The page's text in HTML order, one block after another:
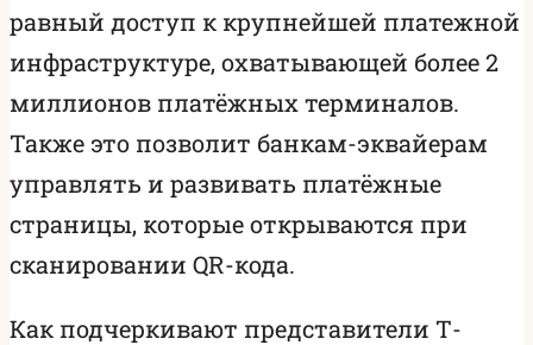
равный доступ к крупнейшей платежной
инфраструктуре, охватывающей более 2
миллионов платёжных терминалов.
Также это позволит банкам-эквайерам
управлять и развивать платёжные
страницы, которые открываются при
сканировании QR-кода.
Как подчеркивают представители Т-